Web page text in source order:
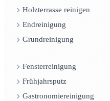
Holzterrasse reinigen
Endreinigung
Grundreinigung
Fensterreinigung
Frühjahrsputz
Gastronomiereinigung